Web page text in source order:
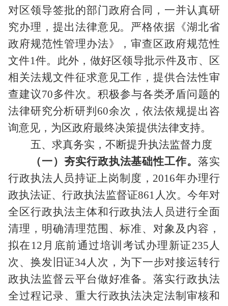
对区领导签批的部门政府合同，一并认真研
究办理，提出法律意见。严格依据《湖北省
政府规范性管理办法》，审查区政府规范性
文件1件。此外，做好区领导批示件及市、区
相关法规文件征求意见工作，提供合法性审
查建议70多件次。积极参与各类矛盾问题的
法律研究分析研判 60余次，依法依规提出咨
询意见，为区政府最终决策提供法律支持。
五、求真务实，不断提升执法监督力度
（一）夯实行政执法基础性工作。落实
行政执法人员持证上岗制度， 2016年办理行
政执法证、行政执法监督证861 人次。今年对
全区行政执法主体和行政执法人员进行全面
清理，明确清理范围、标准、对象及内容，
拟在 12 月底前通过培训考试办理新证235 人
次、换发旧证34人次，为下一步对接运转行
政执法监督云平台做好准备。落实行政执法
全过程记录、重大行政执法决定法制审核和